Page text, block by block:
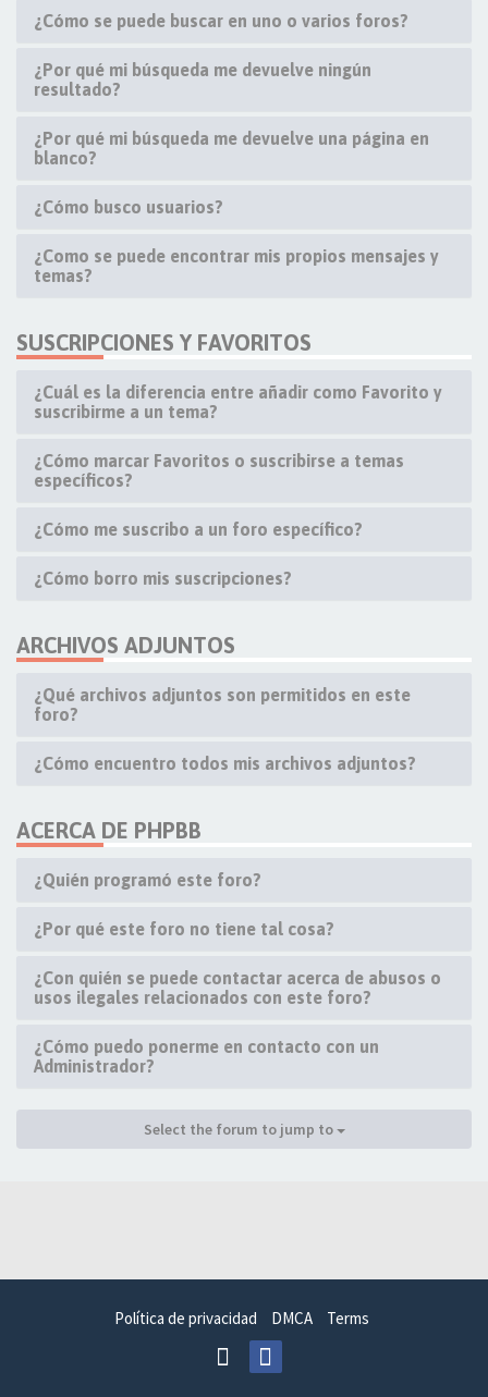
¿Cómo se puede buscar en uno o varios foros?
¿Por qué mi búsqueda me devuelve ningún
resultado?
¿Por qué mi búsqueda me devuelve una página en
blanco?
¿Cómo busco usuarios?
¿Como se puede encontrar mis propios mensajes y
temas?
SUSCRIPCIONES Y FAVORITOS
¿Cuál es la diferencia entre añadir como Favorito y
suscribirme a un tema?
¿Cómo marcar Favoritos o suscribirse a temas
específicos?
¿Cómo me suscribo a un foro específico?
¿Cómo borro mis suscripciones?
ARCHIVOS ADJUNTOS
¿Qué archivos adjuntos son permitidos en este
foro?
¿Cómo encuentro todos mis archivos adjuntos?
ACERCA DE PHPBB
¿Quién programó este foro?
¿Por qué este foro no tiene tal cosa?
¿Con quién se puede contactar acerca de abusos o
usos ilegales relacionados con este foro?
¿Cómo puedo ponerme en contacto con un
Administrador?
Select the forum to jump to
Política de privacidad DMCA Terms